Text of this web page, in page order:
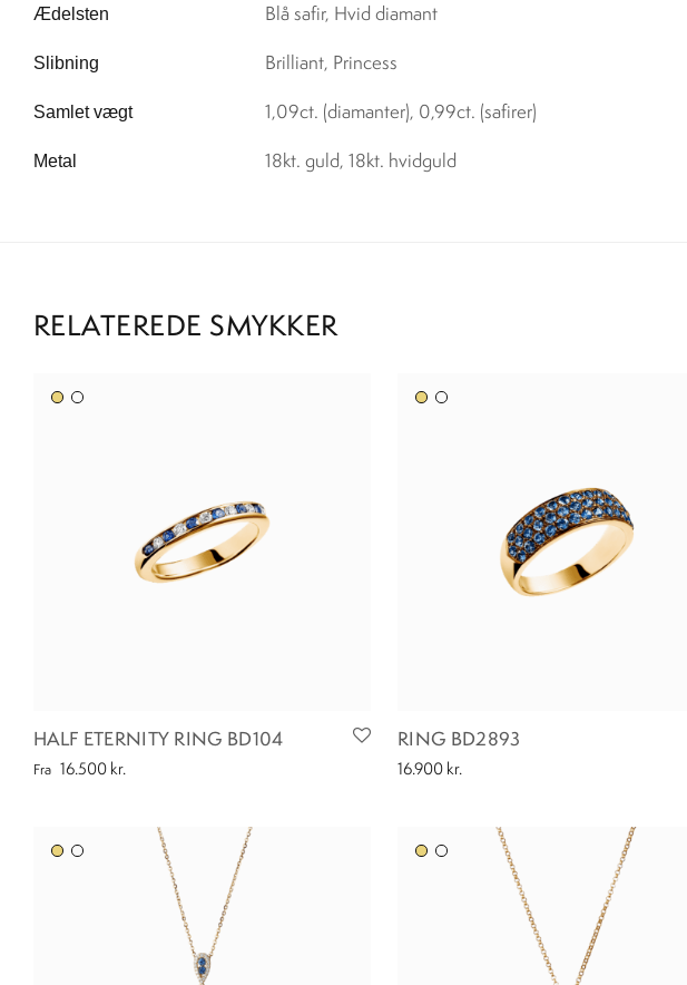
Ædelsten Blå safir, Hvid diamant
Slibning Brilliant, Princess
Samlet vægt 1,09ct. (diamanter), 0,99ct. (safirer)
Metal 18kt. guld, 18kt. hvidguld
HALF ETERNITY RING BD104
Fra 16.500 kr.
RING BD2893
16.900 kr.